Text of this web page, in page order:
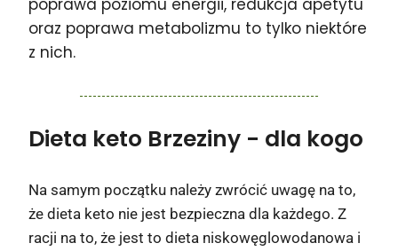
oraz poprawa metabolizmu to tylko niektóre
z nich.
Dieta keto Brzeziny - dla kogo
Na samym początku należy zwrócić uwagę na to,
że dieta keto nie jest bezpieczna dla każdego. Z
racji na to, że jest to dieta niskowęglowodanowa i